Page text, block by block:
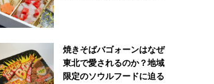
焼きそばバゴォーンはなぜ
東北で愛されるのか？地域
限定のソウルフードに迫る